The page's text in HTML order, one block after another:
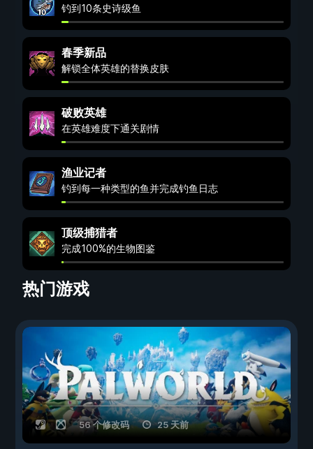
钓到10条史诗级鱼
春季新品
解锁全体英雄的替换皮肤
破败英雄
在英雄难度下通关剧情
渔业记者
钓到每一种类型的鱼并完成钓鱼日志
顶级捕猎者
完成100%的生物图鉴
热门游戏
56 个修改码 25 天前